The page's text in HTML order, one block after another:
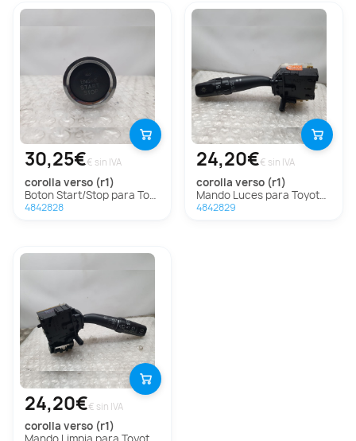
30,25€€ sin IVA
corolla verso (r1)
Boton Start/Stop para Toyota Corolla Verso (R1)
4842828
24,20€€ sin IVA
corolla verso (r1)
Mando Luces para Toyota Corolla Verso (R1)
4842829
24,20€€ sin IVA
corolla verso (r1)